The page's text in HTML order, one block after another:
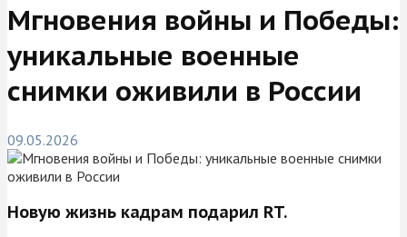
Мгновения войны и Победы:
уникальные военные
снимки оживили в России
09.05.2026
Новую жизнь кадрам подарил RT.